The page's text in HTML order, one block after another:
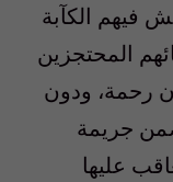
فيهم الكآبة
المحتجزين
رحمة، ودون
جريمة
عليها